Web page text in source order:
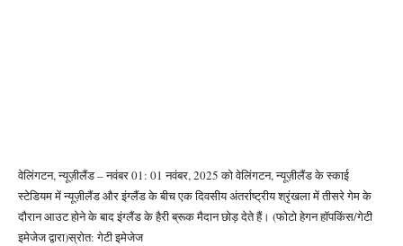
वेलिंगटन, न्यूज़ीलैंड – नवंबर 01: 01 नवंबर, 2025 को वेलिंगटन, न्यूज़ीलैंड के स्काई
स्टेडियम में न्यूज़ीलैंड और इंग्लैंड के बीच एक दिवसीय अंतर्राष्ट्रीय श्रृंखला में तीसरे गेम के
दौरान आउट होने के बाद इंग्लैंड के हैरी ब्रूक मैदान छोड़ देते हैं। (फोटो हेगन हॉपकिंस/गेटी
इमेजेज द्वारा)स्रोत: गेटी इमेजेज